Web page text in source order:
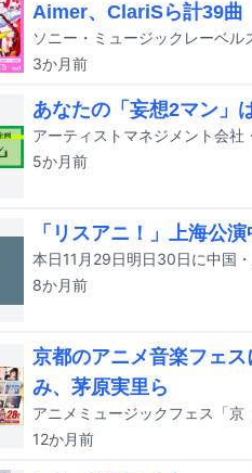
Aimer、ClariSら計39曲
3か月前
あなたの「妄想2マン」
5か月前
「リスアニ！」上海公
8か月前
京都のアニメ音楽フェ
み、茅原実里ら
12か月前